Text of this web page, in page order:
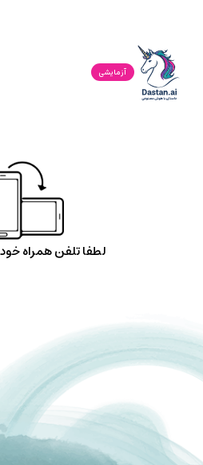
آزمایشی
لطفا تلفن همراه خود